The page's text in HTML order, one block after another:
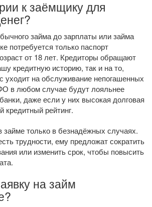
к заёмщику для
займа до зарплаты или займа
потребуется только паспорт
от 18 лет. Кредиторы обращают
кредитную историю, так и на то,
уходит на обслуживание непогашенных
в любом случае будут лояльнее
даже если у них высокая долговая
кредитный рейтинг.
только в безнадёжных случаях.
трудности, ему предложат сократить
или изменить срок, чтобы повысить
на займ